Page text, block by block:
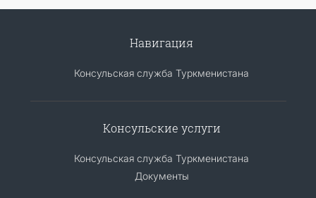
Навигация
Консульская служба Туркменистана
Консульские услуги
Консульская служба Туркменистана
Документы